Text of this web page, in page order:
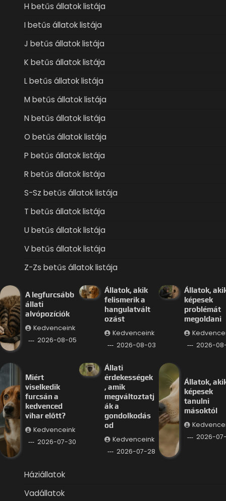
H betűs állatok listája
I betűs állatok listája
J betűs állatok listája
K betűs állatok listája
L betűs állatok listája
M betűs állatok listája
N betűs állatok listája
O betűs állatok listája
P betűs állatok listája
R betűs állatok listája
S-Sz betűs állatok listája
T betűs állatok listája
U betűs állatok listája
V betűs állatok listája
Z-Zs betűs állatok listája
A legfurcsább
állati
alvópozíciók
Kedvenceink
2026-08-05
Állatok, akik
felismerik a
hangulatvált
ozást
Kedvenceink
2026-08-03
Állatok,
képesek
problémát
megoldani
2026-
Miért
viselkedik
furcsán a
kedvenced
vihar előtt?
Kedvenceink
2026-07-30
Állati
érdekességek
, amik
megváltoztatj
ák a
gondolkodás
od
Kedvenceink
2026-07-28
Állatok,
képesek
tanulni
másoktól
2026-
Háziállatok
Vadállatok